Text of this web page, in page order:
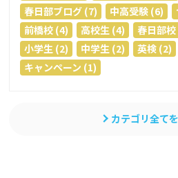
春日部ブログ (7)
中高受験 (6)
前橋校 (4)
高校生 (4) 春日部
小学生 (2)
中学生 (2) 英検 (2)
キャンペーン (1)
カテゴリ全て